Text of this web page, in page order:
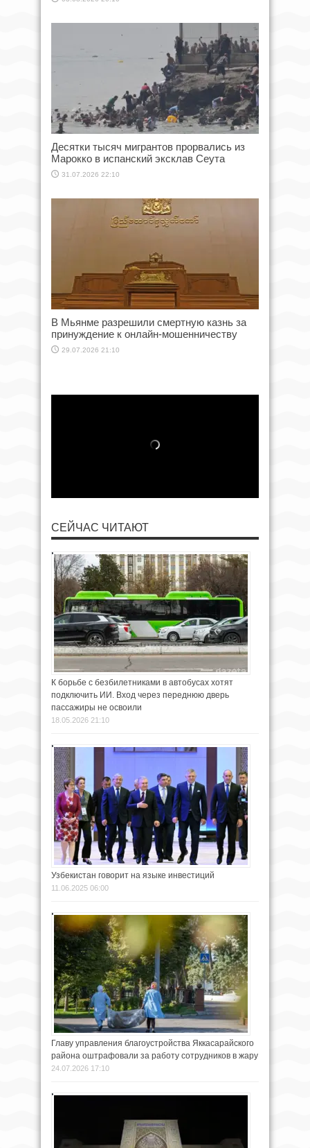
Десятки тысяч мигрантов прорвались из
Марокко в испанский эксклав Сеута
31.07.2026 22:10
В Мьянме разрешили смертную казнь за
принуждение к онлайн-мошенничеству
29.07.2026 21:10
СЕЙЧАС ЧИТАЮТ
К борьбе с безбилетниками в автобусах хотят
подключить ИИ. Вход через переднюю дверь
пассажиры не освоили
18.05.2026 21:10
Узбекистан говорит на языке инвестиций
11.06.2025 06:00
Главу управления благоустройства Яккасарайского
района оштрафовали за работу сотрудников в жару
24.07.2026 17:10